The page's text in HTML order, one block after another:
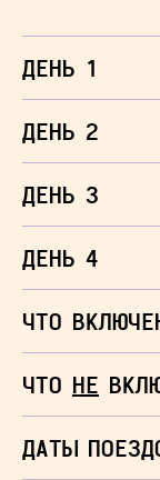
ДЕНЬ 1
ДЕНЬ 2
ДЕНЬ 3
ДЕНЬ 4
ЧТО
ЧТО НЕ
ДАТЫ